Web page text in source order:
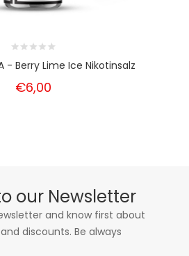
- Berry Lime Ice Nikotinsalz
€6,00
our Newsletter
and know first about
discounts. Be always